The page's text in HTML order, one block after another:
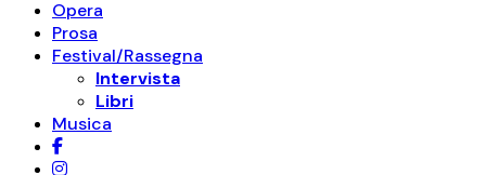
Opera
Prosa
Festival/Rassegna
Intervista
Libri
Musica